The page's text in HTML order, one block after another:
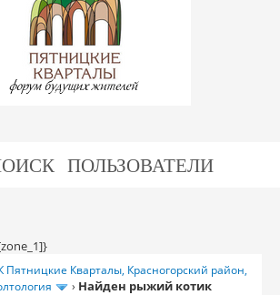
ПОЛЬЗОВАТЕЛИ
Кварталы, Красногорский район,
› Найден рыжий котик